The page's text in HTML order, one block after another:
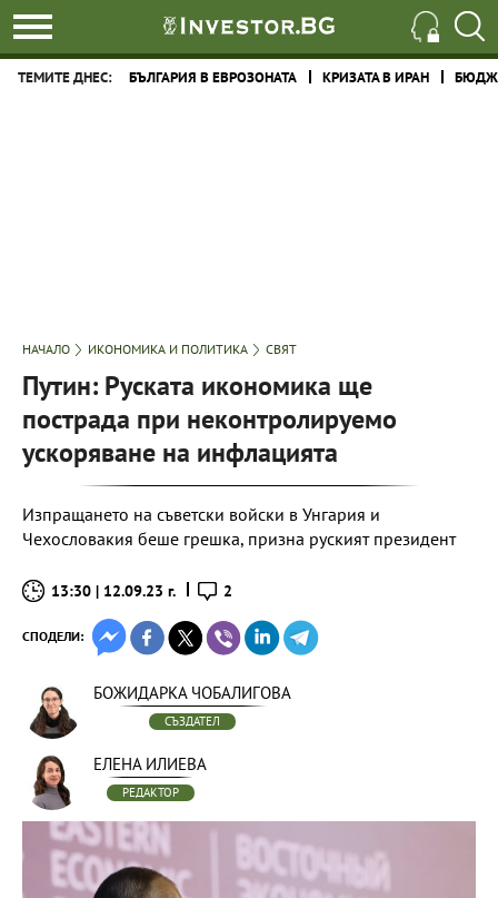
ТЕМИТЕ ДНЕС: БЪЛГАРИЯ В ЕВРОЗОНАТА КРИЗАТА В ИРАН
НАЧАЛО ИКОНОМИКА И ПОЛИТИКА СВЯТ
Путин: Руската икономика ще
пострада при неконтролируемо
ускоряване на инфлацията
Изпращането на съветски войски в Унгария и
Чехословакия беше грешка, призна руският президент
13:30 | 12.09.23 г. 2
СПОДЕЛИ:
БОЖИДАРКА ЧОБАЛИГОВА
СЪЗДАТЕЛ
ЕЛЕНА ИЛИЕВА
РЕДАКТОР